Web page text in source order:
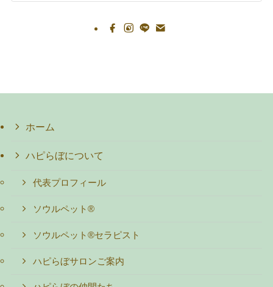
ホーム
ハピらぼについて
代表プロフィール
ソウルペット®
ソウルペット®セラピスト
ハピらぼサロンご案内